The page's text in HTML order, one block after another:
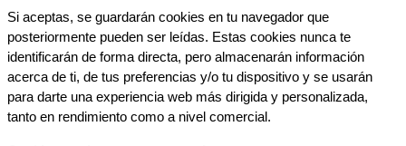
Si aceptas, se guardarán cookies en tu navegador que
posteriormente pueden ser leídas. Estas cookies nunca te
identificarán de forma directa, pero almacenarán información
acerca de ti, de tus preferencias y/o tu dispositivo y se usarán
para darte una experiencia web más dirigida y personalizada,
tanto en rendimiento como a nivel comercial.